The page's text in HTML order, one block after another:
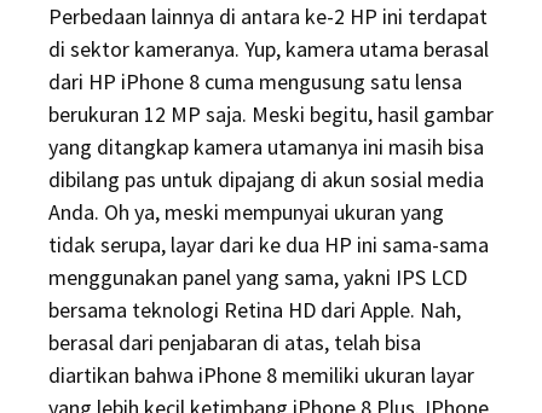
Perbedaan lainnya di antara ke-2 HP ini terdapat
di sektor kameranya. Yup, kamera utama berasal
dari HP iPhone 8 cuma mengusung satu lensa
berukuran 12 MP saja. Meski begitu, hasil gambar
yang ditangkap kamera utamanya ini masih bisa
dibilang pas untuk dipajang di akun sosial media
Anda. Oh ya, meski mempunyai ukuran yang
tidak serupa, layar dari ke dua HP ini sama-sama
menggunakan panel yang sama, yakni IPS LCD
bersama teknologi Retina HD dari Apple. Nah,
berasal dari penjabaran di atas, telah bisa
diartikan bahwa iPhone 8 memiliki ukuran layar
yang lebih kecil ketimbang iPhone 8 Plus. IPhone